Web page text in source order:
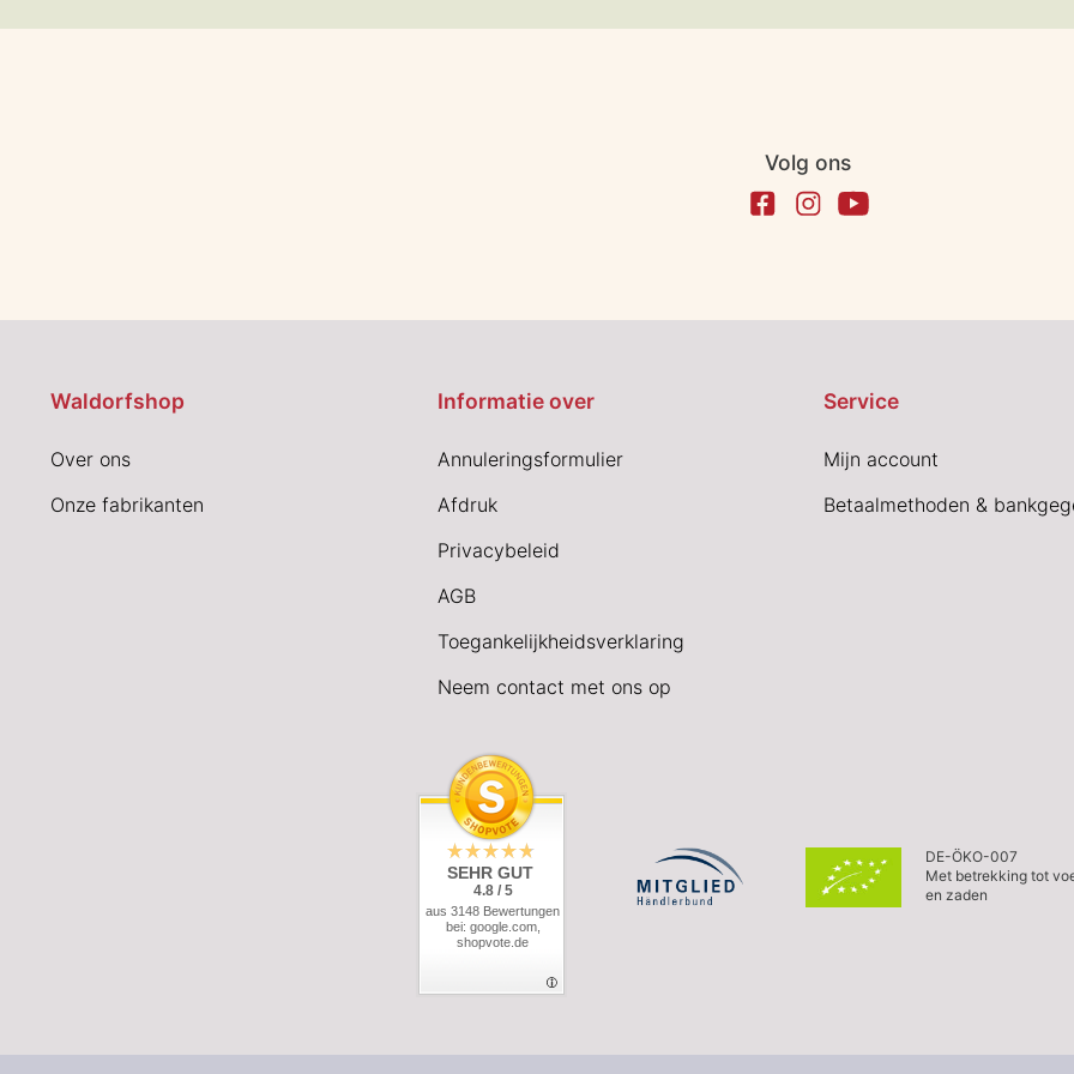
Volg ons
Waldorfshop
Over ons
Onze fabrikanten
Informatie over
Annuleringsformulier
Afdruk
Privacybeleid
AGB
Toegankelijkheidsverklaring
Neem contact met ons op
Service
Mijn account
Betaalmethoden &
SEHR GUT
4.8 / 5
aus 3148 Bewertungen
bei: google.com,
shopvote.de
DE-ÖKO-007
Met betrekking tot
en zaden